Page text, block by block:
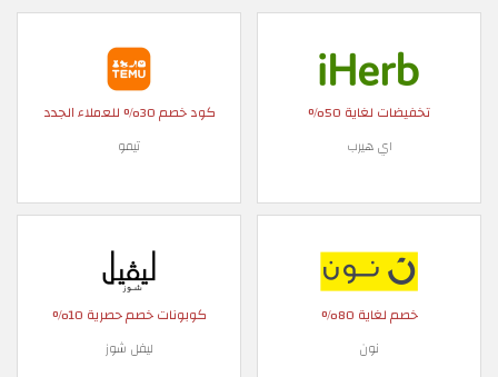
تخفيضات لغاية 50%
اي هيرب
كود خصم 30% للعملاء الجدد
تيمو
خصم لغاية 80%
نون
كوبونات خصم حصرية 10%
ليفل شوز